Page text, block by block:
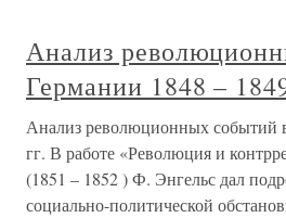
Анализ
Германии 1848 –
Анализ революционных событий
гг. В работе «Революция и
(1851 – 1852 ) Ф. Энгельс дал
социально-политической